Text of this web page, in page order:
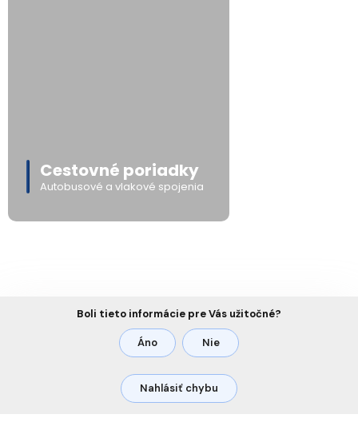
Cestovné poriadky
Autobusové a vlakové spojenia
Boli tieto informácie pre Vás užitočné?
Áno Nie
Nahlásiť chybu